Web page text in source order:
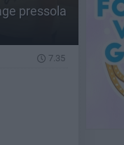
pressola
7.35